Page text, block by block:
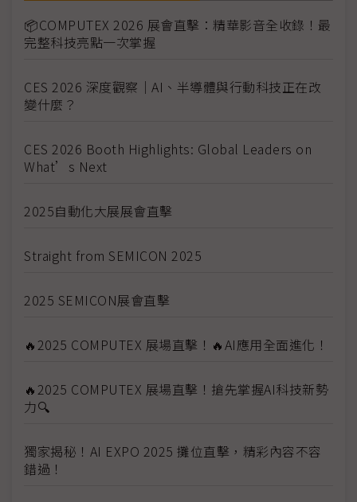
📦COMPUTEX 2026 展會直擊：精華影音全收錄！最
完整科技亮點一次掌握
CES 2026 深度觀察｜AI、半導體與行動科技正在改
變什麼？
CES 2026 Booth Highlights: Global Leaders on
What’s Next
2025自動化大展展會直擊
Straight from SEMICON 2025
2025 SEMICON展會直擊
🔥2025 COMPUTEX 展場直擊！🔥AI應用全面進化！
🔥2025 COMPUTEX 展場直擊！搶先掌握AI科技新勢
力🔍
獨家揭秘！AI EXPO 2025 攤位直擊，精彩內容不容
錯過！